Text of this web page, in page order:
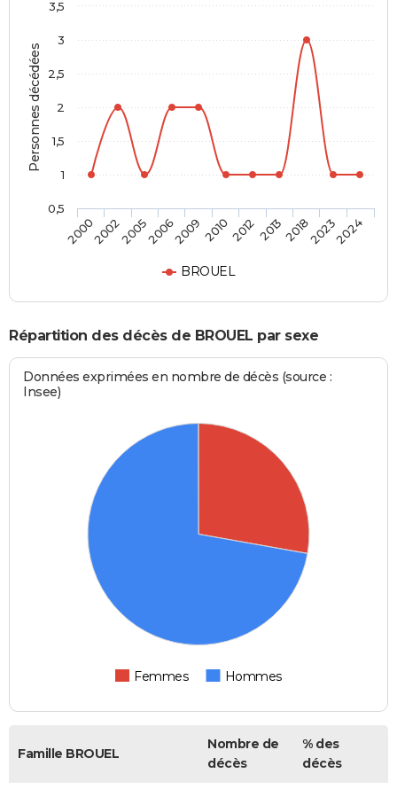
Personnes décédées
BROUEL
20002002200520062009201020122013201820232024
0,5
1
1,5
2
2,5
3
3,5
Répartition des décès de BROUEL par sexe
Données exprimées en nombre de décès (source :
Insee)
Femmes Hommes
Famille BROUEL
Nombre de
décès
% des
décès